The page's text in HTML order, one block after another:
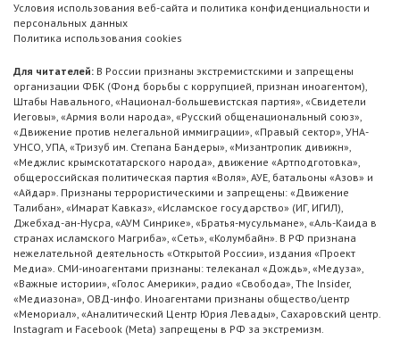
Условия использования веб-сайта и политика конфиденциальности и
персональных данных
Политика использования cookies
Для читателей: В России признаны экстремистскими и запрещены
организации ФБК (Фонд борьбы с коррупцией, признан иноагентом),
Штабы Навального, «Национал-большевистская партия», «Свидетели
Иеговы», «Армия воли народа», «Русский общенациональный союз»,
«Движение против нелегальной иммиграции», «Правый сектор», УНА-
УНСО, УПА, «Тризуб им. Степана Бандеры», «Мизантропик дивижн»,
«Меджлис крымскотатарского народа», движение «Артподготовка»,
общероссийская политическая партия «Воля», АУЕ, батальоны «Азов» и
«Айдар». Признаны террористическими и запрещены: «Движение
Талибан», «Имарат Кавказ», «Исламское государство» (ИГ, ИГИЛ),
Джебхад-ан-Нусра, «АУМ Синрике», «Братья-мусульмане», «Аль-Каида в
странах исламского Магриба», «Сеть», «Колумбайн». В РФ признана
нежелательной деятельность «Открытой России», издания «Проект
Медиа». СМИ-иноагентами признаны: телеканал «Дождь», «Медуза»,
«Важные истории», «Голос Америки», радио «Свобода», The Insider,
«Медиазона», ОВД-инфо. Иноагентами признаны общество/центр
«Мемориал», «Аналитический Центр Юрия Левады», Сахаровский центр.
Instagram и Facebook (Metа) запрещены в РФ за экстремизм.